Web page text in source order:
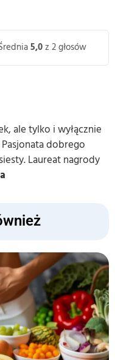
5,0z 2 głosów
ale tylko i wyłącznie
dobrego
Laureat nagrody